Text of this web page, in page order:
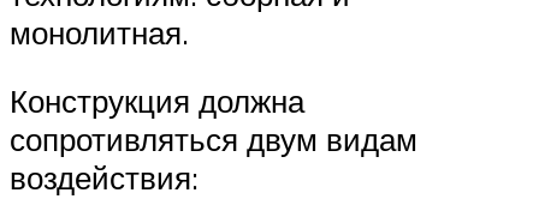
монолитная.
Конструкция должна
сопротивляться двум видам
воздействия: